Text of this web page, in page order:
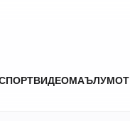
ВИДЕОМАЪЛУМОТ